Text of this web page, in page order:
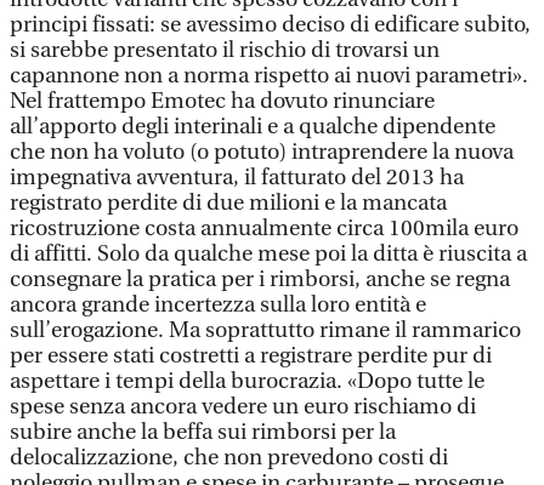
principi fissati: se avessimo deciso di edificare subito,
si sarebbe presentato il rischio di trovarsi un
capannone non a norma rispetto ai nuovi parametri».
Nel frattempo Emotec ha dovuto rinunciare
all’apporto degli interinali e a qualche dipendente
che non ha voluto (o potuto) intraprendere la nuova
impegnativa avventura, il fatturato del 2013 ha
registrato perdite di due milioni e la mancata
ricostruzione costa annualmente circa 100mila euro
di affitti. Solo da qualche mese poi la ditta è riuscita a
consegnare la pratica per i rimborsi, anche se regna
ancora grande incertezza sulla loro entità e
sull’erogazione. Ma soprattutto rimane il rammarico
per essere stati costretti a registrare perdite pur di
aspettare i tempi della burocrazia. «Dopo tutte le
spese senza ancora vedere un euro rischiamo di
subire anche la beffa sui rimborsi per la
delocalizzazione, che non prevedono costi di